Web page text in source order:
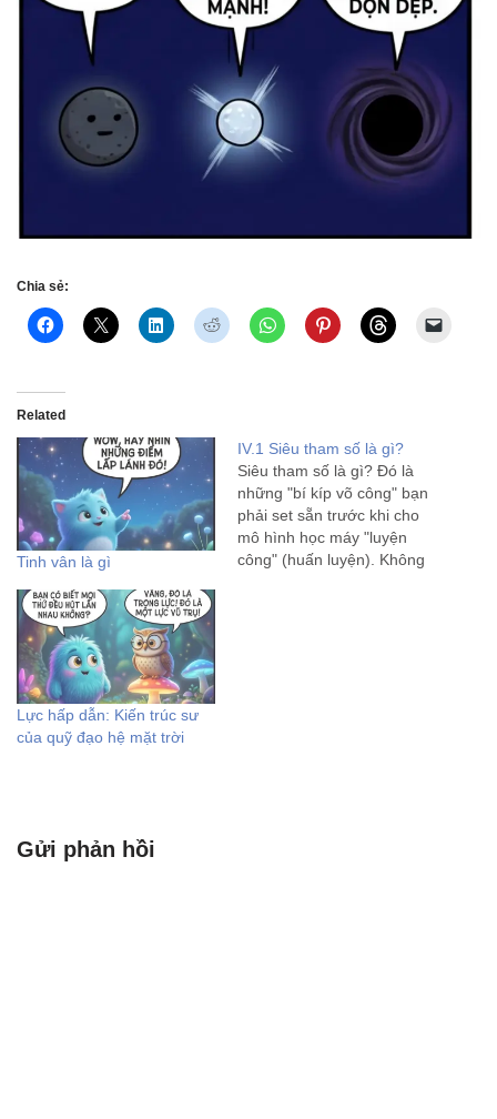
Chia sẻ:
Related
Tinh vân là gì
IV.1 Siêu tham số là gì?
Siêu tham số là gì? Đó là
những "bí kíp võ công" bạn
phải set sẵn trước khi cho
mô hình học máy "luyện
công" (huấn luyện). Không
Lực hấp dẫn: Kiến trúc sư
của quỹ đạo hệ mặt trời
Gửi phản hồi